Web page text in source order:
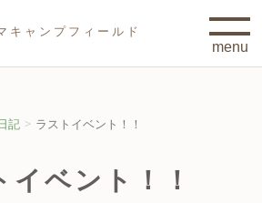
キャンプフィールド
記 ラストイベント！！
イベント！！